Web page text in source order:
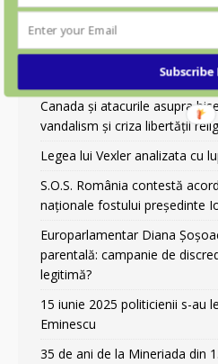
9 Martie 2026 – Ziua
Protest pentru pace în fața
Canada și atacurile asupra
vandalism și criza libertății
Legea lui Vexler analizata cu
S.O.S. România contestă
naționale fostului președinte
Europarlamentar Diana
parentală: campanie de
legitimă?
15 iunie 2025 politicienii s-au
Eminescu
35 de ani de la Mineriada din